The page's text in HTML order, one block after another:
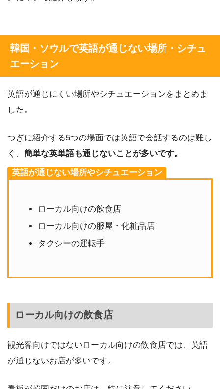
韓国・ソウルで英語が通じない場所・シチュ
エーション
英語が通じにくい場所やシチュエーションをまとめま
した。
つぎに紹介する5つの場面では英語で会話するのは難し
く、 簡単な英単語も通じないことが多いです。
英語が通じない場所やシチュエーション
ローカル向けの飲食店
ローカル向けの服屋・化粧品店
タクシーの運転手
ローカル向けの飲食店
観光客向けではないローカル向けの飲食店では、英語
が通じないお店が多いです。